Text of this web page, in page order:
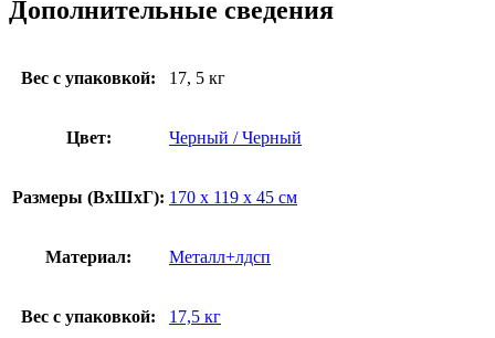
Дополнительные сведения
Вес с упаковкой: 17, 5 кг
Цвет: Черный / Черный
Размеры (ВxШxГ): 170 x 119 x 45 см
Материал: Металл+лдсп
Вес с упаковкой: 17,5 кг